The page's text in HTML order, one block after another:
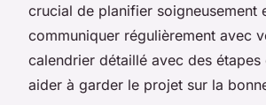
crucial de planifier soigneusement
communiquer régulièrement avec
calendrier détaillé avec des étapes
aider à garder le projet sur la